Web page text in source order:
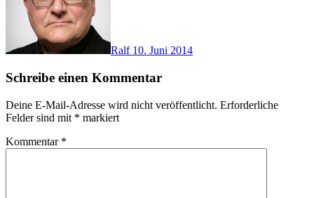
Ralf 10. Juni 2014
Schreibe einen Kommentar
Deine E-Mail-Adresse wird nicht veröffentlicht. Erforderliche
Felder sind mit * markiert
Kommentar *